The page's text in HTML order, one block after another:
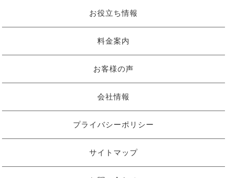
お役立ち情報
料金案内
お客様の声
会社情報
プライバシーポリシー
サイトマップ